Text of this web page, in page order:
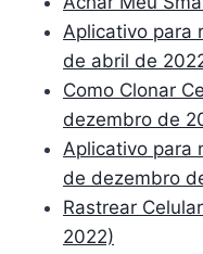
k
p
Aplicativo para
de abril de
Como Clonar
dezembro de
Aplicativo para
de dezembro
Rastrear
2022)